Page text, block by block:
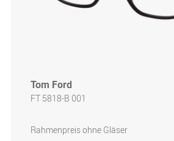
Tom Ford
FT 5818-B 001
Rahmenpreis ohne Gläser